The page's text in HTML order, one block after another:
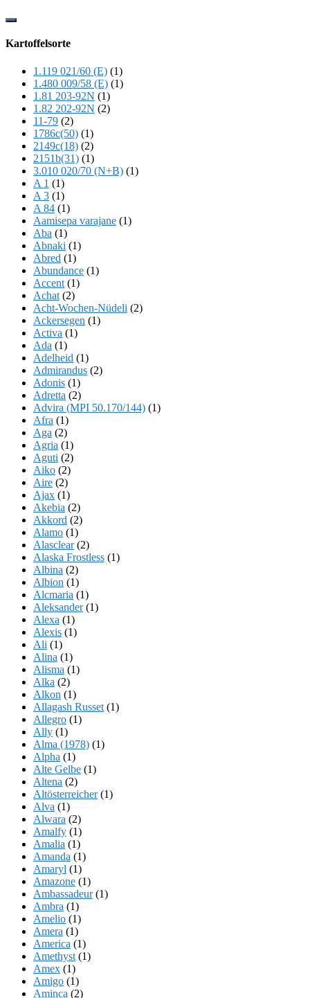
Show
Content
Kartoffelsorte
1.119 021/60 (E) (1)
1.480 009/58 (E) (1)
1.81 203-92N (1)
1.82 202-92N (2)
11-79 (2)
1786c(50) (1)
2149c(18) (2)
2151b(31) (1)
3.010 020/70 (N+B) (1)
A 1 (1)
A 3 (1)
A 84 (1)
Aamisepa varajane (1)
Aba (1)
Abnaki (1)
Abred (1)
Abundance (1)
Accent (1)
Achat (2)
Acht-Wochen-Nüdeli (2)
Ackersegen (1)
Activa (1)
Ada (1)
Adelheid (1)
Admirandus (2)
Adonis (1)
Adretta (2)
Advira (MPI 50.170/144) (1)
Afra (1)
Aga (2)
Agria (1)
Aguti (2)
Aiko (2)
Aire (2)
Ajax (1)
Akebia (2)
Akkord (2)
Alamo (1)
Alasclear(2)
Alaska Frostless (1)
Albina (2)
Albion (1)
Alcmaria (1)
Aleksander(1)
Alexa (1)
Alexis (1)
Ali (1)
Alina (1)
Alisma (1)
Alka (2)
Alkon (1)
Allagash Russet (1)
Allegro (1)
Ally (1)
Alma (1978) (1)
Alpha (1)
Alte Gelbe (1)
Altena (2)
Altösterreicher(1)
Alva (1)
Alwara (2)
Amalfy (1)
Amalia (1)
Amanda (1)
Amaryl (1)
Amazone (1)
Ambassadeur(1)
Ambra (1)
Amelio (1)
Amera (1)
America (1)
Amethyst (1)
Amex (1)
Amigo (1)
Aminca (2)